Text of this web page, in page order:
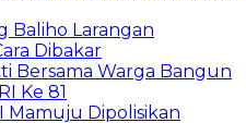
Baliho Larangan
Dibakar
Bersama Warga Bangun
Ke 81
Mamuju Dipolisikan